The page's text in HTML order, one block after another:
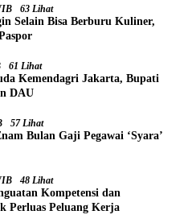
63 Lihat
Selain Bisa Berburu Kuliner,
61 Lihat
Kemendagri Jakarta, Bupati
DAU
57 Lihat
Bulan Gaji Pegawai ‘Syara’
48 Lihat
Kompetensi dan
Perluas Peluang Kerja